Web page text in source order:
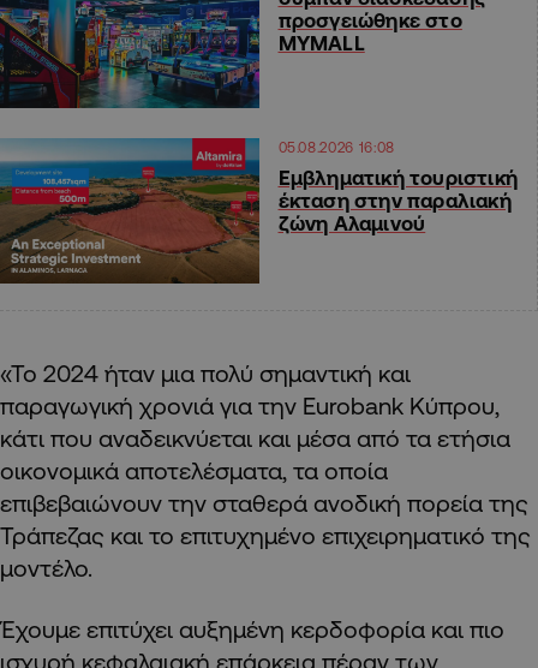
προσγειώθηκε στο
MYMALL
05.08.2026 16:08
Εμβληματική τουριστική
έκταση στην παραλιακή
ζώνη Αλαμινού
«Το 2024 ήταν μια πολύ σημαντική και
παραγωγική χρονιά για την Eurobank Κύπρου,
κάτι που αναδεικνύεται και μέσα από τα ετήσια
οικονομικά αποτελέσματα, τα οποία
επιβεβαιώνουν την σταθερά ανοδική πορεία της
Τράπεζας και το επιτυχημένο επιχειρηματικό της
μοντέλο.
Έχουμε επιτύχει αυξημένη κερδοφορία και πιο
ισχυρή κεφαλαιακή επάρκεια πέραν των